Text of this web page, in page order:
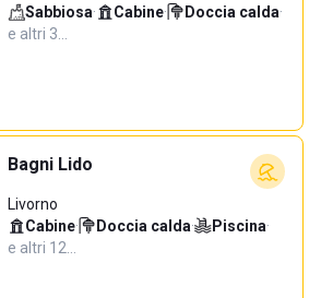
Sabbiosa· Cabine· Doccia calda·
e altri 3…
Bagni Lido
Livorno
Cabine· Doccia calda· Piscina·
e altri 12…